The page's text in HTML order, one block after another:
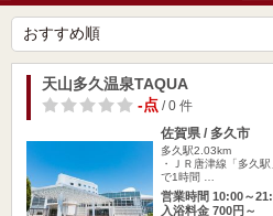
天山多久温泉TAQUA
-点/ 0 件
佐賀県 / 多久市
多久駅2.03km
・ＪＲ唐津線「多久
で1時間 …
営業時間 10:00～
入浴料金 700円～